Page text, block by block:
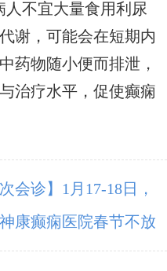
人不宜大量食用利尿
谢，可能会在短期内
药物随小便而排泄，
治疗水平，促使癫痫
会诊】1月17-18日，
会诊，助力癫痫患者
康癫痫医院春节不放